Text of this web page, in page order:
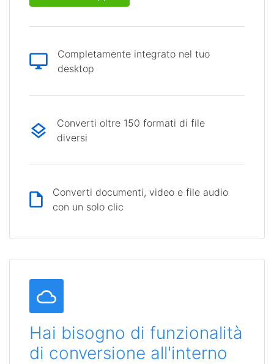
Completamente integrato nel tuo
desktop
Converti oltre 150 formati di file
diversi
Converti documenti, video e file audio
con un solo clic
Hai bisogno di funzionalità
di conversione all'interno